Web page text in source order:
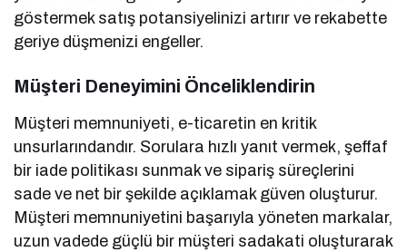
göstermek satış potansiyelinizi artırır ve rekabette
geriye düşmenizi engeller.
Müşteri Deneyimini Önceliklendirin
Müşteri memnuniyeti, e-ticaretin en kritik
unsurlarındandır. Sorulara hızlı yanıt vermek, şeffaf
bir iade politikası sunmak ve sipariş süreçlerini
sade ve net bir şekilde açıklamak güven oluşturur.
Müşteri memnuniyetini başarıyla yöneten markalar,
uzun vadede güçlü bir müşteri sadakati oluşturarak